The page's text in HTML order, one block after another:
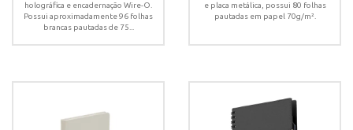
holográfica e encadernação Wire-O.
Possui aproximadamente 96 folhas
brancas pautadas de 75...
e placa metálica, possui 80 folhas
pautadas em papel 70g/m².